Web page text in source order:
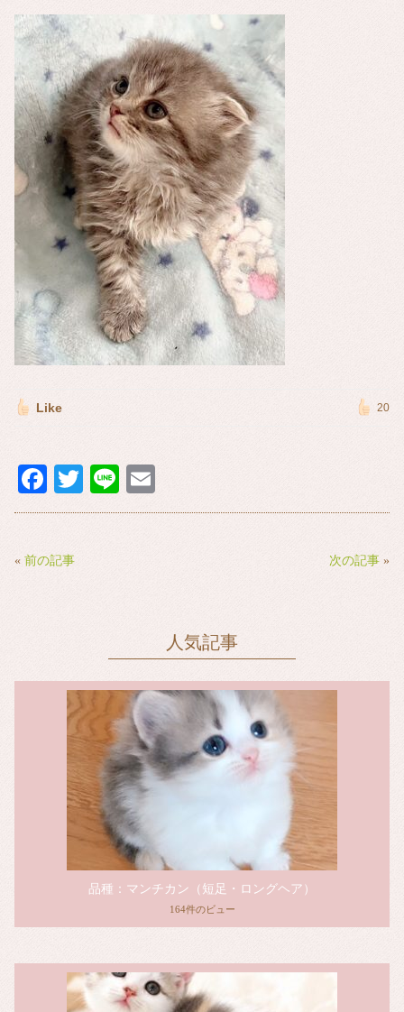
Like 20
Fa
ce
ok
T
wi
Li
ne m
« 前の記事 次の記事 »
人気記事
品種：マンチカン（短足・ロングヘア）
164件のビュー